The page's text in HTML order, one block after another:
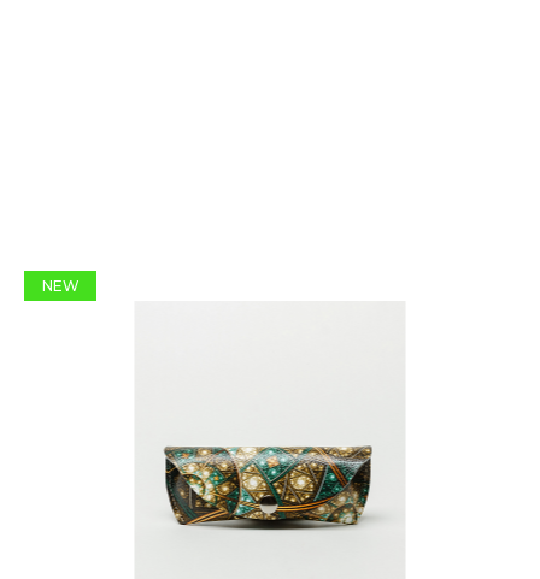
NEW